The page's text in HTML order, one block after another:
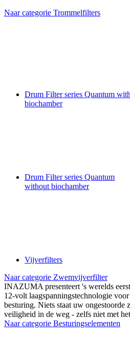
Naar categorie Trommelfilters
Drum Filter series Quantum with
biochamber
Drum Filter series Quantum
without biochamber
Vijverfilters
Naar categorie Zwemvijverfilter
INAZUMA presenteert 's werelds
12-volt laagspanningstechnologie
besturing. Niets staat uw ongestoorde
veiligheid in de weg - zelfs niet met
Naar categorie Besturingselementen